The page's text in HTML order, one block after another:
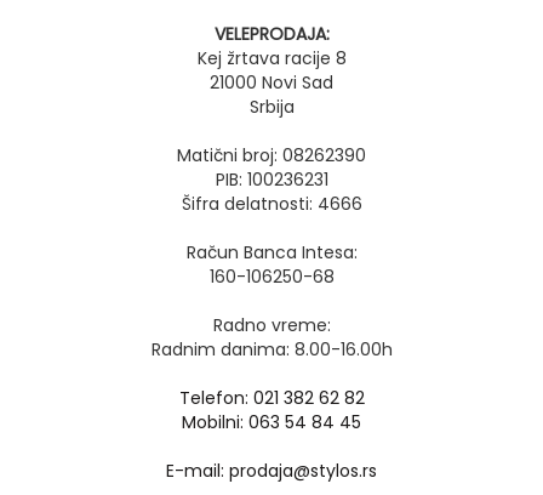
VELEPRODAJA:
Kej žrtava racije 8
21000 Novi Sad
Srbija
Matični broj: 08262390
PIB: 100236231
Šifra delatnosti: 4666
Račun Banca Intesa:
160-106250-68
Radno vreme:
Radnim danima: 8.00-16.00h
Telefon: 021 382 62 82
Mobilni: 063 54 84 45
E-mail: prodaja@stylos.rs